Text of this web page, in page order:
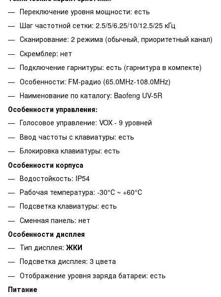
Переключение уровня мощности: есть
Шаг частотной сетки: 2.5/5/6.25/10/12.5/25 кГц
Сканирование: 2 режима (обычный, приоритетный канал)
Скремблер: нет
Подключение гарнитуры: есть (гарнитура в компекте)
Особенности: FM-радио (65.0MHz-108.0MHz)
Наименование по каталогу: Baofeng UV-5R
Особенности управления:
Голосовое управление: VOX - 9 уровней
Ввод частоты с клавиатуры: есть
Блокировка клавиатуры: есть
Особенности корпуса
Водостойкость: IP54
Рабочая температура: -30°С ~ +60°С
Подсветка клавиатуры: есть
Сменная панель: нет
Особенности дисплея
Тип дисплея: ЖКИ
Подсветка дисплея: 3 цвета
Отображение уровня заряда батареи: есть
Питание